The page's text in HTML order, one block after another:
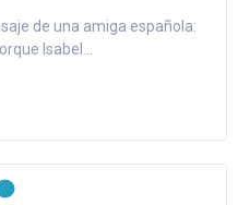
de una amiga española:
Isabel...